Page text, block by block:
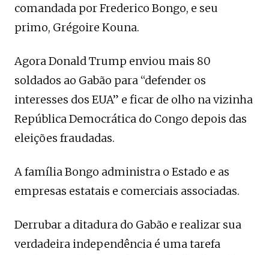
comandada por Frederico Bongo, e seu
primo, Grégoire Kouna.
Agora Donald Trump enviou mais 80
soldados ao Gabão para “defender os
interesses dos EUA” e ficar de olho na vizinha
República Democrática do Congo depois das
eleições fraudadas.
A família Bongo administra o Estado e as
empresas estatais e comerciais associadas.
Derrubar a ditadura do Gabão e realizar sua
verdadeira independência é uma tarefa